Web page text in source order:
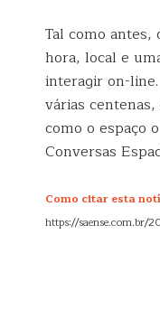
Tal como
hora, local e
interagir on-
várias
como o espaço
Conversas
Como citar esta
https://saense.com.br/